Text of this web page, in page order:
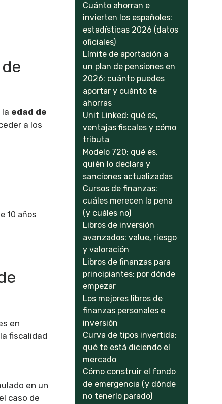
edad de
a los
10 años
en
fiscalidad
en un
caso de
Cuánto ahorran e
invierten los españoles:
estadísticas 2026 (datos
oficiales)
Límite de aportación a
un plan de pensiones en
2026: cuánto puedes
aportar y cuánto te
ahorras
Unit Linked: qué es,
ventajas fiscales y cómo
tributa
Modelo 720: qué es,
quién lo declara y
sanciones actualizadas
Cursos de finanzas:
cuáles merecen la pena
(y cuáles no)
Libros de inversión
avanzados: value, riesgo
y valoración
Libros de finanzas para
principiantes: por dónde
empezar
Los mejores libros de
finanzas personales e
inversión
Curva de tipos invertida:
qué te está diciendo el
mercado
Cómo construir el fondo
de emergencia (y dónde
no tenerlo parado)